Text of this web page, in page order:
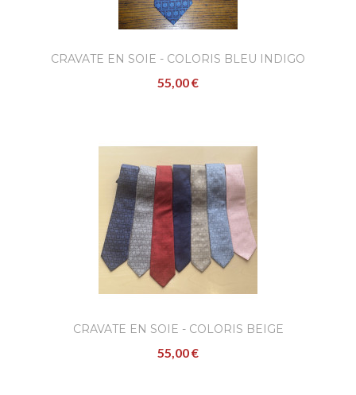
CRAVATE EN SOIE - COLORIS BLEU INDIGO
55,00 €
CRAVATE EN SOIE - COLORIS BEIGE
55,00 €